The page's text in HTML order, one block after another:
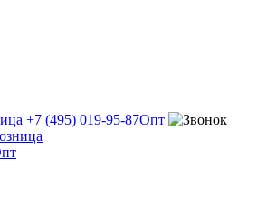
+7 (495) 019-95-87Опт